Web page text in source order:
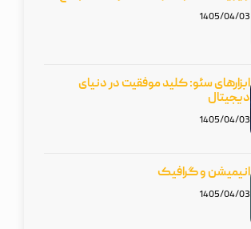
1405/04/03
ابزارهای سئو: کلید موفقیت در دنیای
دیجیتال
1405/04/03
انیمیشن و گرافیک
1405/04/03